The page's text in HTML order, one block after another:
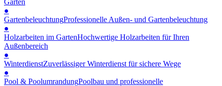
Garten
●
GartenbeleuchtungProfessionelle Außen- und Gartenbeleuchtung
●
Holzarbeiten im GartenHochwertige Holzarbeiten für Ihren
Außenbereich
●
WinterdienstZuverlässiger Winterdienst für sichere Wege
●
Pool & PoolumrandungPoolbau und professionelle